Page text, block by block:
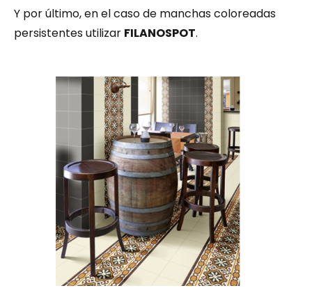
Y por último, en el caso de manchas coloreadas
persistentes utilizar FILANOSPOT.